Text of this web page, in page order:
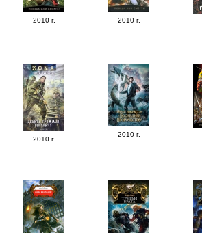
2010 г. 2010 г.
2010 г.
2010 г.